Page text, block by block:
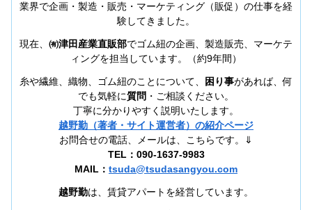
業界で企画・製造・販売・マーケティング（販促）の仕事を経
験してきました。
現在、 ㈲津田産業直販部でゴム紐の企画、製造販売、マーケテ
ィングを担当しています。（約9年間）
糸や繊維、織物、ゴム紐のことについて、 困り事があれば、何
でも気軽に質問 ・ご相談ください。
丁寧に分かりやすく説明いたします。
越野勤（著者・サイト運営者）の紹介ページ
お問合せの電話、メールは、こちらです。⇓
TEL：090-1637-9983
MAIL： tsuda@tsudasangyou.com
越野勤は、賃貸アパートを経営しています。